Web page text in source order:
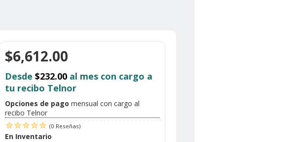
$6,612.00
Desde $232.00al mes con cargo a
tu recibo Telnor
Opciones de pago mensual con cargo al
recibo Telnor
(0 Reseñas)
En Inventario